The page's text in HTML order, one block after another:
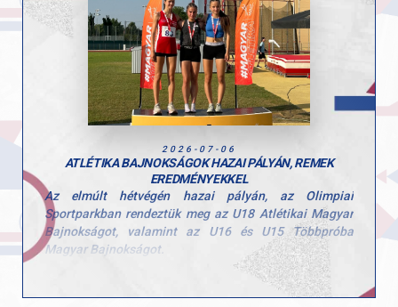
2026-07-06
ATLÉTIKA BAJNOKSÁGOK HAZAI PÁLYÁN, REMEK
EREDMÉNYEKKEL
Az elmúlt hétvégén hazai pályán, az Olimpiai
Sportparkban rendeztük meg az U18 Atlétikai Magyar
Bajnokságot, valamint az U16 és U15 Többpróba
Magyar Bajnokságot.
A rendkívüli hőség komoly kihívás elé állította a
mezőnyt, de a GYAC atlétái fantasztikus